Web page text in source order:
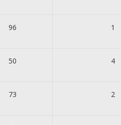
96 1
50 4
73 2